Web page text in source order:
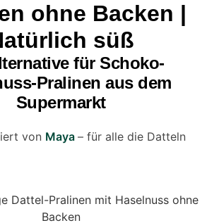
ohne Backen |
süß
für Schoko-
Pralinen aus dem
Supermarkt
von Maya – für alle die Datteln